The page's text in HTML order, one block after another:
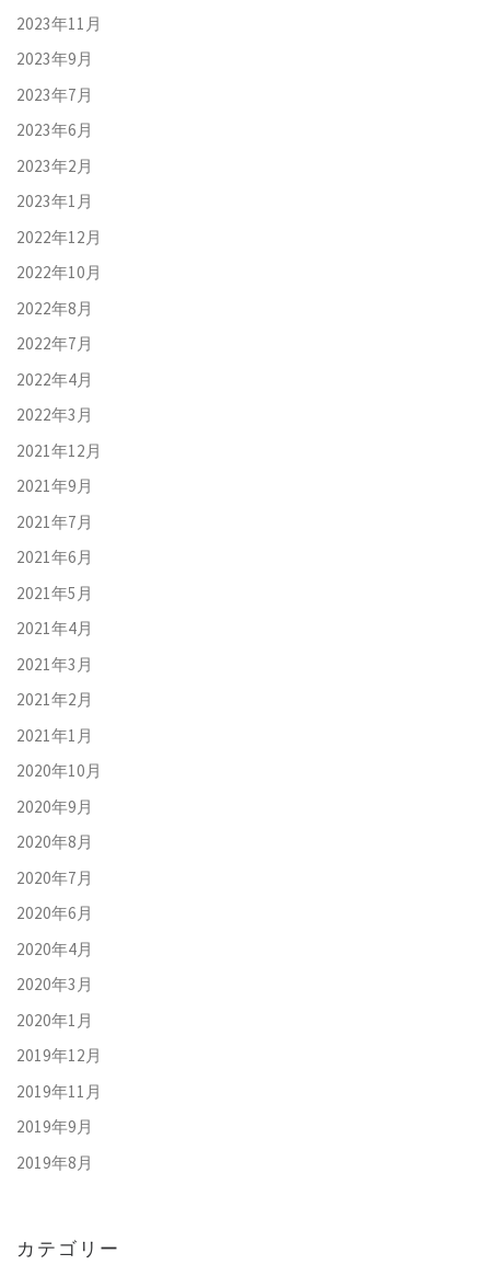
2023年11月
2023年9月
2023年7月
2023年6月
2023年2月
2023年1月
2022年12月
2022年10月
2022年8月
2022年7月
2022年4月
2022年3月
2021年12月
2021年9月
2021年7月
2021年6月
2021年5月
2021年4月
2021年3月
2021年2月
2021年1月
2020年10月
2020年9月
2020年8月
2020年7月
2020年6月
2020年4月
2020年3月
2020年1月
2019年12月
2019年11月
2019年9月
2019年8月
カテゴリー